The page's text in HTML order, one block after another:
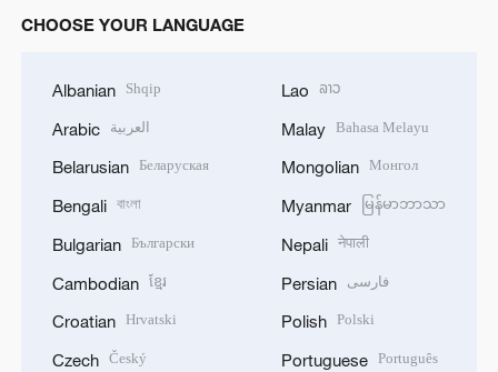
CHOOSE YOUR LANGUAGE
Albanian Shqip
Arabic العربية
Belarusian Беларуская
Bengali বাংলা
Bulgarian Български
Cambodian ខ្មែរ
Croatian Hrvatski
Czech Český
Lao ລາວ
Malay Bahasa Melayu
Mongolian Монгол
Myanmar မြန်မာဘာသာ
Nepali नेपाली
Persian فارسی
Polish Polski
Portuguese Português